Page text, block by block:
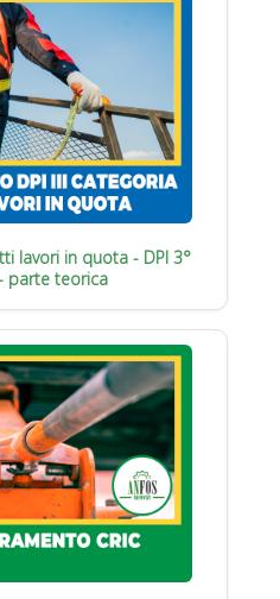
lavori in quota - DPI 3°
parte teorica